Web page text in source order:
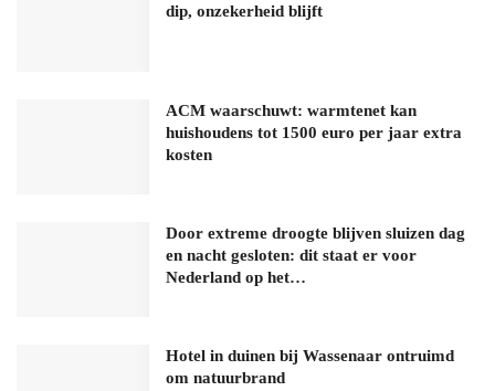
dip, onzekerheid blijft
ACM waarschuwt: warmtenet kan
huishoudens tot 1500 euro per jaar extra
kosten
Door extreme droogte blijven sluizen dag
en nacht gesloten: dit staat er voor
Nederland op het…
Hotel in duinen bij Wassenaar ontruimd
om natuurbrand